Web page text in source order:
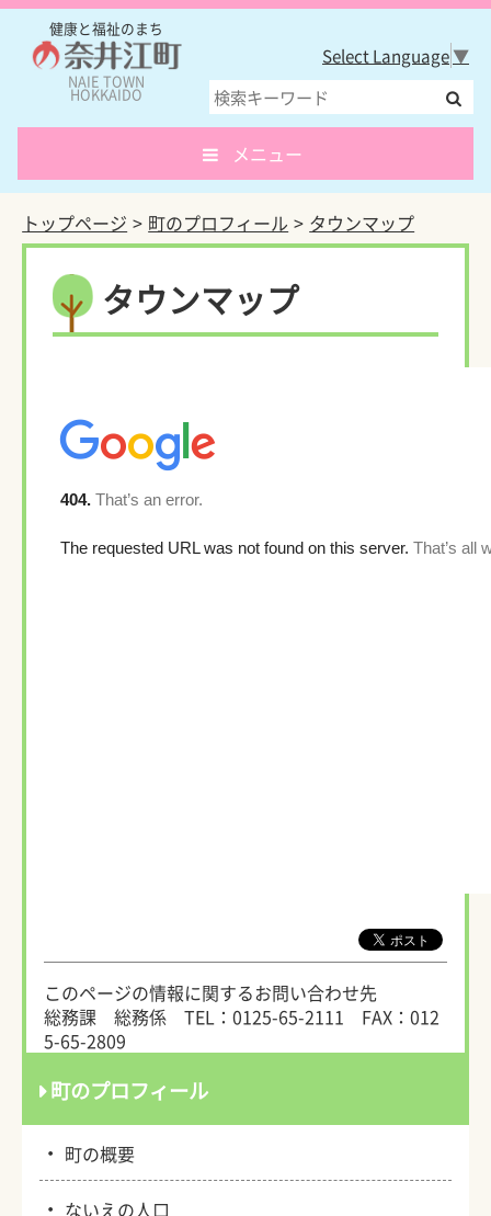
健康と福祉のまち
NAIE TOWN
HOKKAIDO
Select Language▼
メニュー
トップページ 町のプロフィール タウンマップ
タウンマップ
このページの情報に関するお問い合わせ先
総務課 総務係
TEL：0125-65-2111
FAX：012
5-65-2809
町のプロフィール
・ 町の概要
・ ないえの人口